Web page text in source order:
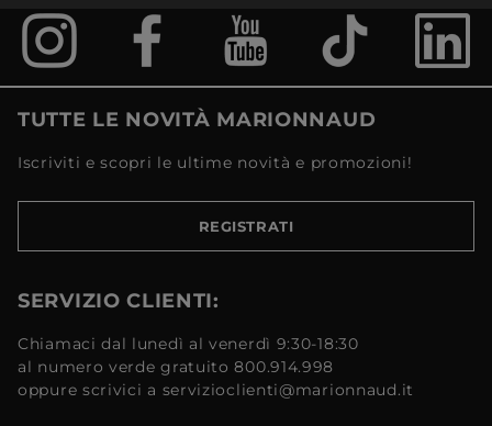
TUTTE LE NOVITÀ MARIONNAUD
Iscriviti e scopri le ultime novità e promozioni!
REGISTRATI
SERVIZIO CLIENTI:
Chiamaci dal lunedì al venerdì 9:30-18:30
al numero verde gratuito 800.914.998
oppure scrivici a servizioclienti@marionnaud.it